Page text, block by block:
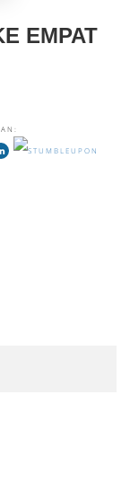
EMPAT